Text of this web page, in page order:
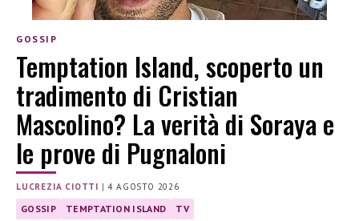
GOSSIP
Temptation Island, scoperto un
tradimento di Cristian
Mascolino? La verità di Soraya e
le prove di Pugnaloni
LUCREZIA CIOTTI |4 AGOSTO 2026
GOSSIP TEMPTATION ISLAND TV